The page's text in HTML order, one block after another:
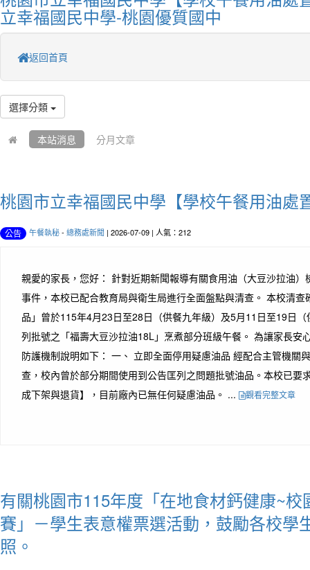
立幸福國民中學-桃園優質國中
返回首頁
選擇分類
本站消息 分月文章
桃園市立幸福國民中學【學校午餐用油處
公告 午餐執秘- 總務處新聞 | 2026-07-09 | 人氣：212
親愛的家長，您好： 針對近期新聞報導有關食用油（大豆沙拉油
事件，本校已配合教育局與衛生局進行全面盤點與清查。 本校清
品」曾於115年4月23日至28日（供餐九年級）及5月11日至19日
列批號之「福壽大豆沙拉油18L」烹煮部分班級午餐。 為讓家長安
防護機制說明如下： 一、 立即全面停用疑慮油品 經配合主管機關
查，校內曾於部分期間使用到公告匡列之問題批號油品。本校已要
成下架與退貨】，目前廠內已無任何疑慮油品。 ...
觀看完整文章
有關桃園市115年度「在地食材鈣健康~
賽」－學生表意權票選活動，鼓勵各校學
照。